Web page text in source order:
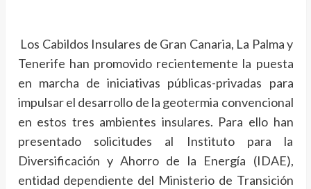
Los Cabildos Insulares de Gran Canaria, La Palma y
Tenerife han promovido recientemente la puesta
en marcha de iniciativas públicas-privadas para
impulsar el desarrollo de la geotermia convencional
en estos tres ambientes insulares. Para ello han
presentado solicitudes al Instituto para la
Diversificación y Ahorro de la Energía (IDAE),
entidad dependiente del Ministerio de Transición